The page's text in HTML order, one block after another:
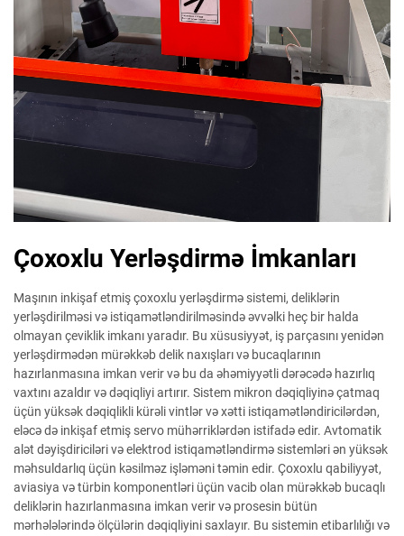
Çoxoxlu Yerləşdirmə İmkanları
Maşının inkişaf etmiş çoxoxlu yerləşdirmə sistemi, deliklərin
yerləşdirilməsi və istiqamətləndirilməsində əvvəlki heç bir halda
olmayan çeviklik imkanı yaradır. Bu xüsusiyyət, iş parçasını yenidən
yerləşdirmədən mürəkkəb delik naxışları və bucaqlarının
hazırlanmasına imkan verir və bu da əhəmiyyətli dərəcədə hazırlıq
vaxtını azaldır və dəqiqliyi artırır. Sistem mikron dəqiqliyinə çatmaq
üçün yüksək dəqiqlikli kürəli vintlər və xətti istiqamətləndiricilərdən,
eləcə də inkişaf etmiş servo mühərriklərdən istifadə edir. Avtomatik
alət dəyişdiriciləri və elektrod istiqamətləndirmə sistemləri ən yüksək
məhsuldarlıq üçün kəsilməz işləməni təmin edir. Çoxoxlu qabiliyyət,
aviasiya və türbin komponentləri üçün vacib olan mürəkkəb bucaqlı
deliklərin hazırlanmasına imkan verir və prosesin bütün
mərhələlərində ölçülərin dəqiqliyini saxlayır. Bu sistemin etibarlılığı və